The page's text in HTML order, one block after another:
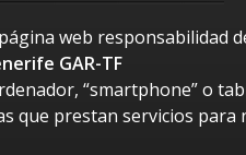
web responsabilidad
GAR-TF
“smartphone” o
que prestan servicios para